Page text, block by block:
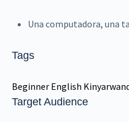
Una computadora, una
Tags
Beginner English
Target Audience